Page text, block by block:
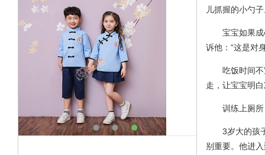
儿抓握的小勺
宝宝如果成
诉他：“这是对
吃饭时间不
走，让宝宝明
训练上厕所
3岁大的孩子
别重要。他进